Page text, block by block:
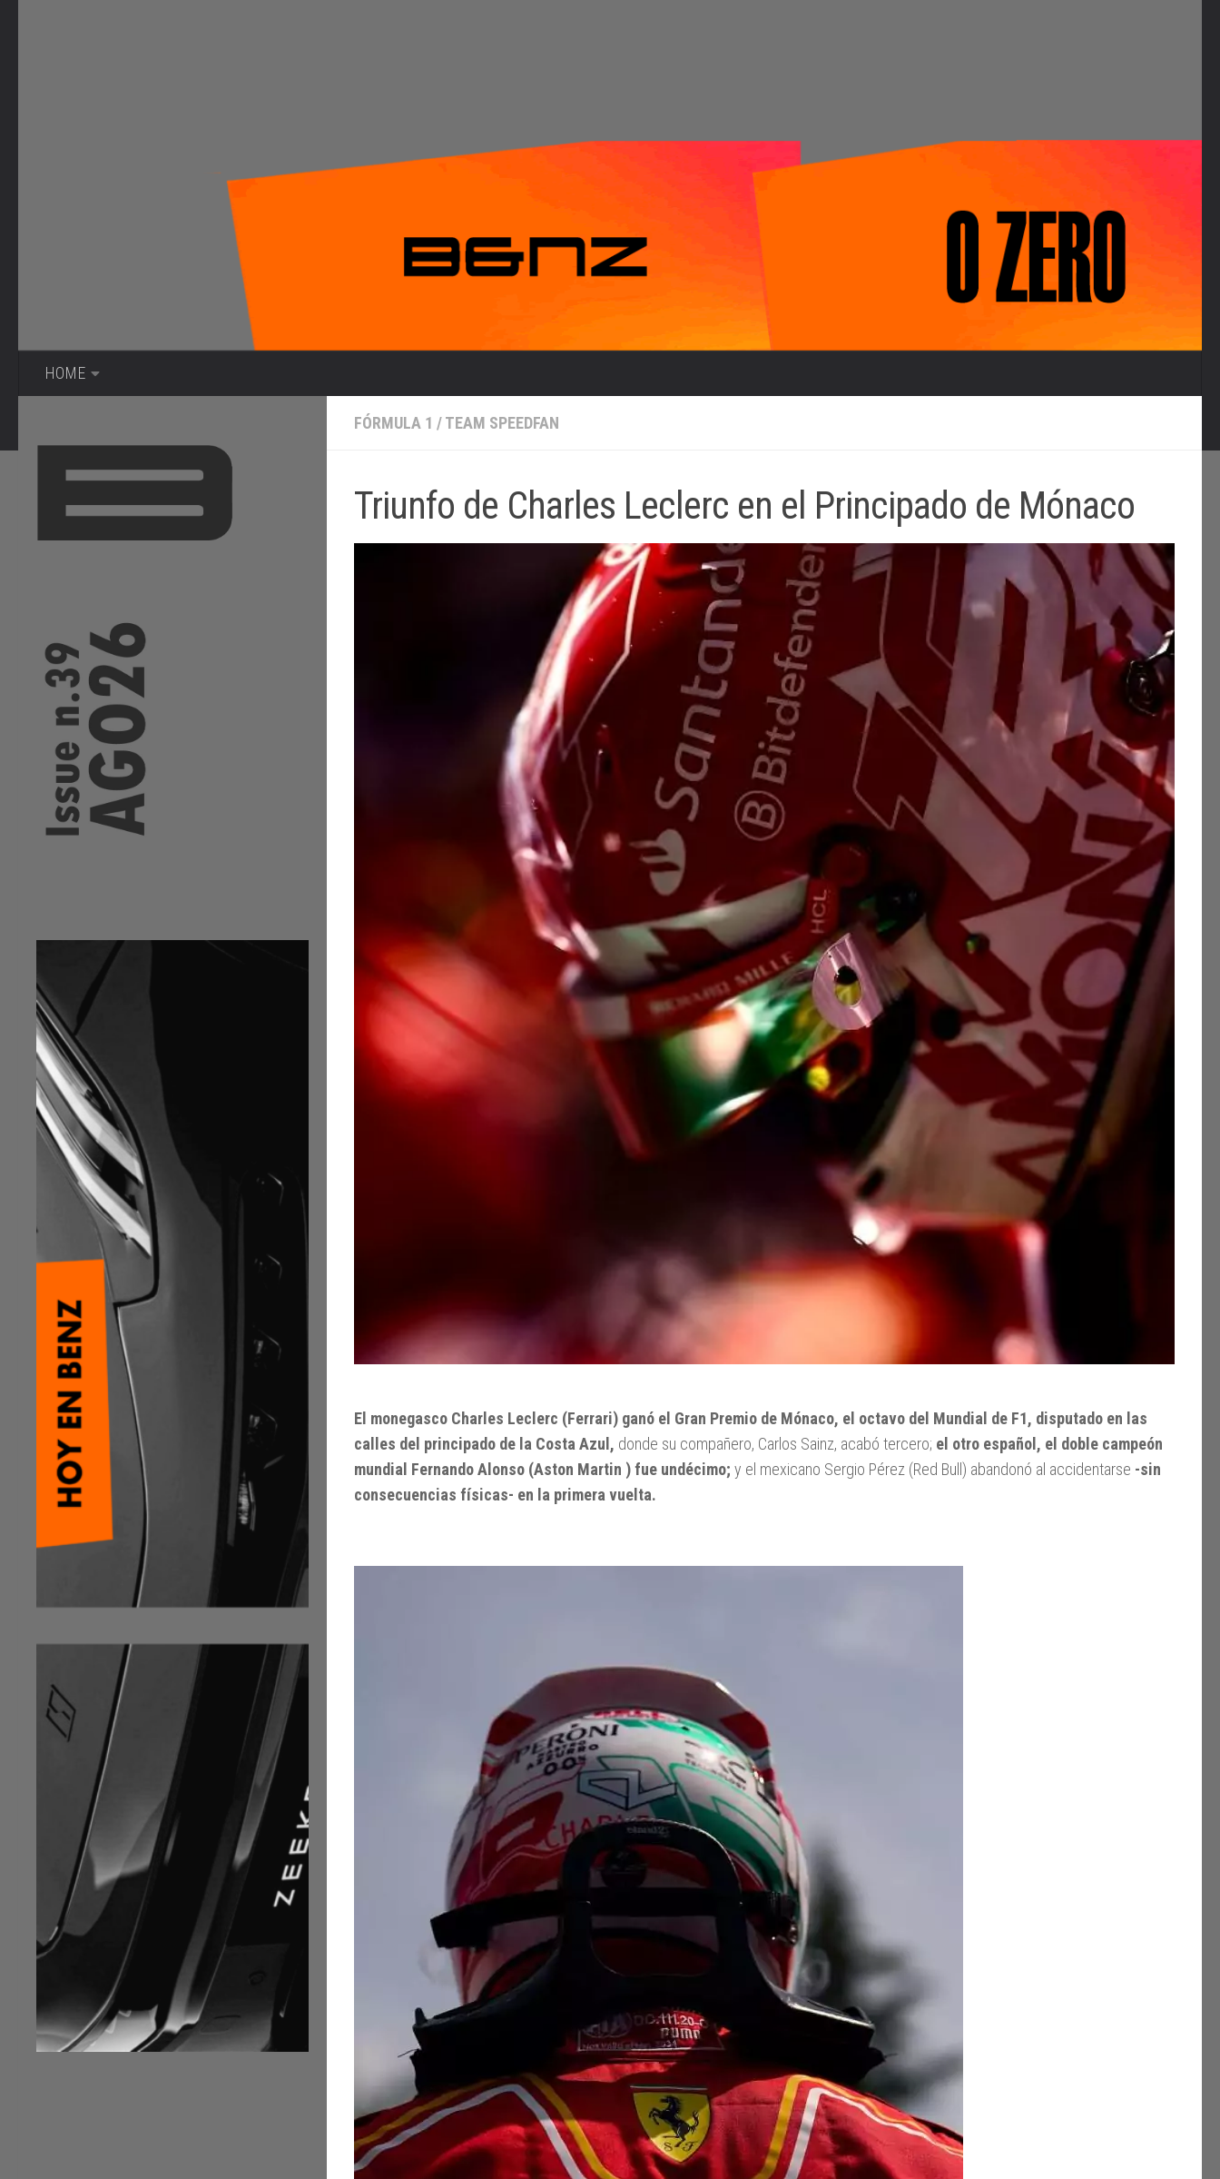
HOME
FÓRMULA 1 /TEAM SPEEDFAN
Triunfo de Charles Leclerc en el Principado de Mónaco
El monegasco Charles Leclerc (Ferrari) ganó el Gran Premio de Mónaco, el octavo del Mundial de F1, disputado en las
calles del principado de la Costa Azul, donde su compañero, Carlos Sainz, acabó tercero; el otro español, el doble campeón
mundial Fernando Alonso (Aston Martin ) fue undécimo; y el mexicano Sergio Pérez (Red Bull) abandonó al accidentarse -sin
consecuencias físicas- en la primera vuelta.